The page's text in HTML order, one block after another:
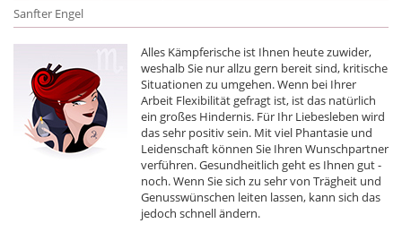
Sanfter Engel
Alles Kämpferische ist Ihnen heute zuwider,
weshalb Sie nur allzu gern bereit sind, kritische
Situationen zu umgehen. Wenn bei Ihrer
Arbeit Flexibilität gefragt ist, ist das natürlich
ein großes Hindernis. Für Ihr Liebesleben wird
das sehr positiv sein. Mit viel Phantasie und
Leidenschaft können Sie Ihren Wunschpartner
verführen. Gesundheitlich geht es Ihnen gut -
noch. Wenn Sie sich zu sehr von Trägheit und
Genusswünschen leiten lassen, kann sich das
jedoch schnell ändern.